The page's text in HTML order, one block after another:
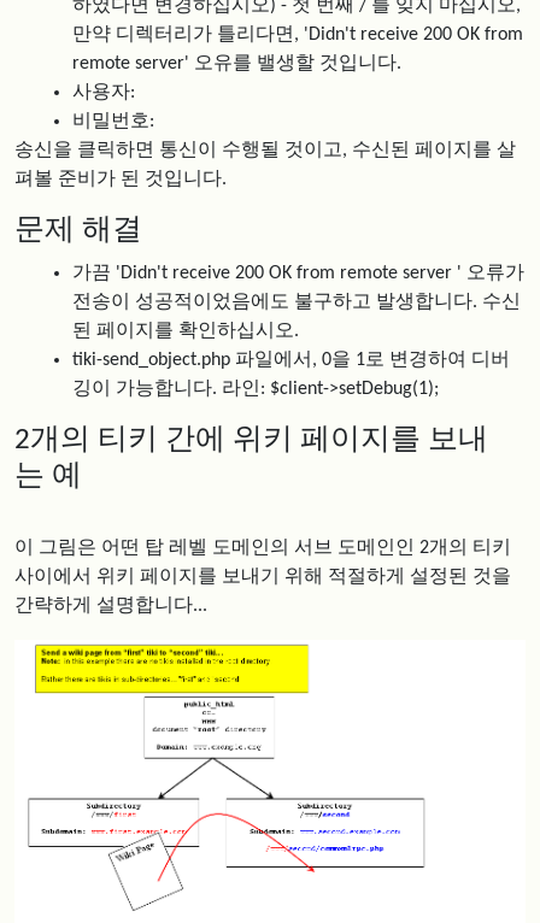
하였다면 변경하십시오) - 첫 번째 / 를 잊지 마십시오,
만약 디렉터리가 틀리다면, 'Didn't receive 200 OK from
remote server' 오유를 밸생할 것입니다.
사용자:
비밀번호:
송신을 클릭하면 통신이 수행될 것이고, 수신된 페이지를 살
펴볼 준비가 된 것입니다.
문제 해결
가끔 'Didn't receive 200 OK from remote server ' 오류가
전송이 성공적이었음에도 불구하고 발생합니다. 수신
된 페이지를 확인하십시오.
tiki-send_object.php 파일에서, 0을 1로 변경하여 디버
깅이 가능합니다. 라인: $client->setDebug(1);
2개의 티키 간에 위키 페이지를 보내
는 예
이 그림은 어떤 탑 레벨 도메인의 서브 도메인인 2개의 티키
사이에서 위키 페이지를 보내기 위해 적절하게 설정된 것을
간략하게 설명합니다...